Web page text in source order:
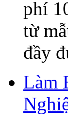
phí
từ
đầy
Làm